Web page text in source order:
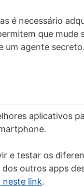
é necessário
que mude
um agente secreto.
aplicativos
e testar os
outros apps
neste link.